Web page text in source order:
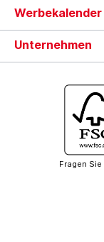
Werbekalender
Unternehmen
Fragen